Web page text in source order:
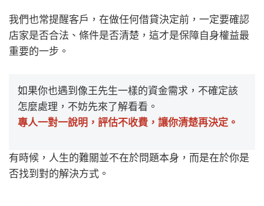
我們也常提醒客戶，在做任何借貸決定前，一定要確認
店家是否合法、條件是否清楚，這才是保障自身權益最
重要的一步。
如果你也遇到像王先生一樣的資金需求，不確定該
怎麼處理，不妨先來了解看看。
專人一對一說明，評估不收費，讓你清楚再決定。
有時候，人生的難關並不在於問題本身，而是在於你是
否找到對的解決方式。